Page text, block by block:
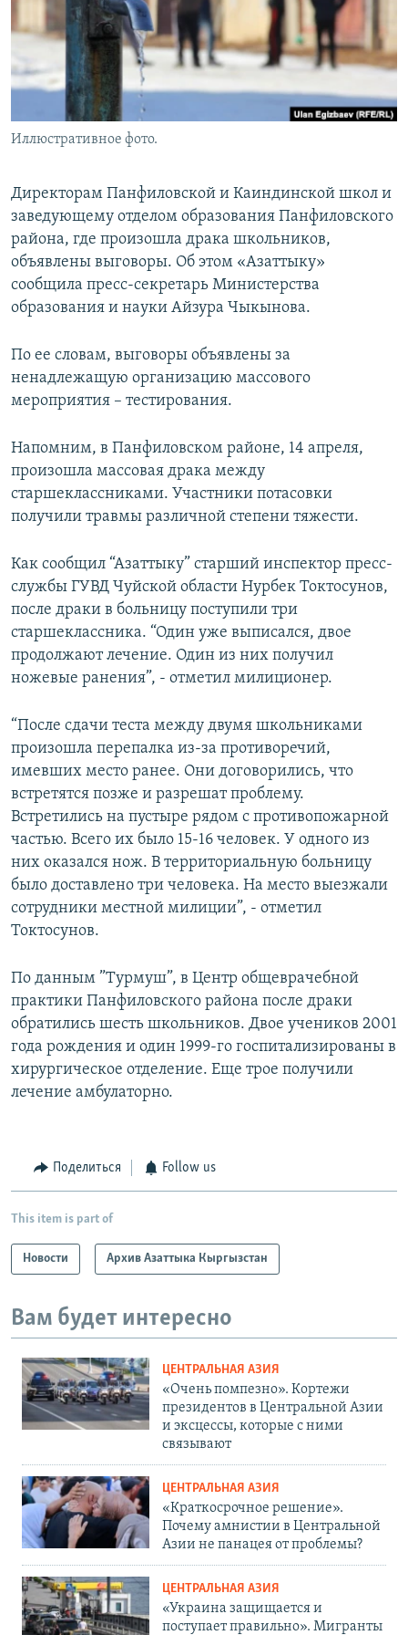
Иллюстративное фото.
Директорам Панфиловской и Каиндинской школ и
заведующему отделом образования Панфиловского
района, где произошла драка школьников,
объявлены выговоры. Об этом «Азаттыку»
сообщила пресс-секретарь Министерства
образования и науки Айзура Чыкынова.
По ее словам, выговоры объявлены за
ненадлежащую организацию массового
мероприятия – тестирования.
Напомним, в Панфиловском районе, 14 апреля,
произошла массовая драка между
старшеклассниками. Участники потасовки
получили травмы различной степени тяжести.
Как сообщил “Азаттыку” старший инспектор пресс-
службы ГУВД Чуйской области Нурбек Токтосунов,
после драки в больницу поступили три
старшеклассника. “Один уже выписался, двое
продолжают лечение. Один из них получил
ножевые ранения”, - отметил милиционер.
“После сдачи теста между двумя школьниками
произошла перепалка из-за противоречий,
имевших место ранее. Они договорились, что
встретятся позже и разрешат проблему.
Встретились на пустыре рядом с противопожарной
частью. Всего их было 15-16 человек. У одного из
них оказался нож. В территориальную больницу
было доставлено три человека. На место выезжали
сотрудники местной милиции”, - отметил
Токтосунов.
По данным ”Турмуш”, в Центр общеврачебной
практики Панфиловского района после драки
обратились шесть школьников. Двое учеников 2001
года рождения и один 1999-го госпитализированы в
хирургическое отделение. Еще трое получили
лечение амбулаторно.
Поделиться Follow us
This item is part of
Новости Архив Азаттыка Кыргызстан
Вам будет интересно
ЦЕНТРАЛЬНАЯ АЗИЯ
«Очень помпезно». Кортежи
президентов в Центральной Азии
и эксцессы, которые с ними
связывают
ЦЕНТРАЛЬНАЯ АЗИЯ
«Краткосрочное решение».
Почему амнистии в Центральной
Азии не панацея от проблемы?
ЦЕНТРАЛЬНАЯ АЗИЯ
«Украина защищается и
поступает правильно». Мигранты